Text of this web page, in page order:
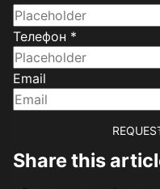
Телефон *
Email
Share this